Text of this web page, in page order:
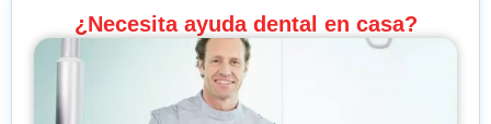
¿Necesita ayuda dental en casa?